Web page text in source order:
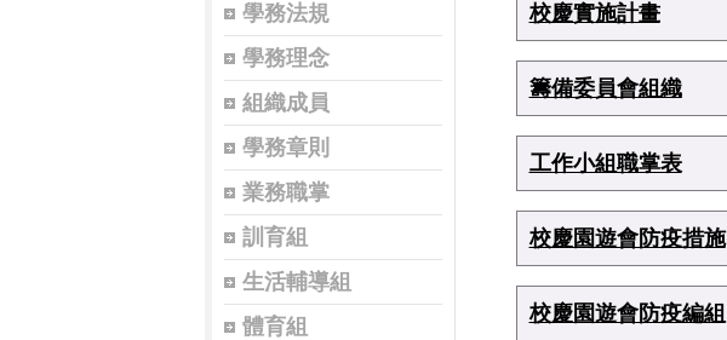
學務法規
學務理念
組織成員
學務章則
業務職掌
訓育組
生活輔導組
體育組
校慶實施計畫
籌備委員會組織
工作小組職掌表
校慶園遊會防疫措施
校慶園遊會防疫編組